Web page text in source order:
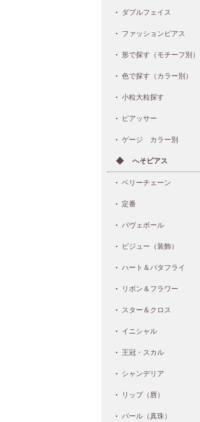
ダブルフェイス
ファッションピアス
形で探す（モチーフ別）
色で探す（カラー別）
小粒大粒探す
ピアッサー
ゲージ カラー別
へそピアス
ベリーチェーン
定番
パヴェボール
ビジュー（装飾）
ハート＆バタフライ
リボン＆フラワー
スター＆クロス
イニシャル
王冠・スカル
シャンデリア
リップ（唇）
パール（真珠）